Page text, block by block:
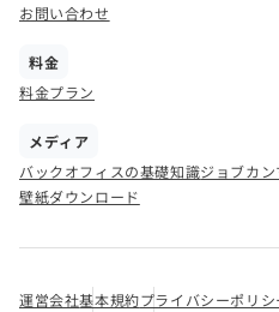
お問い合わせ
料金
料金プラン
メディア
バックオフィスの基礎知識ジョブカ
壁紙ダウンロード
運営会社基本規約プライバシーポリシ